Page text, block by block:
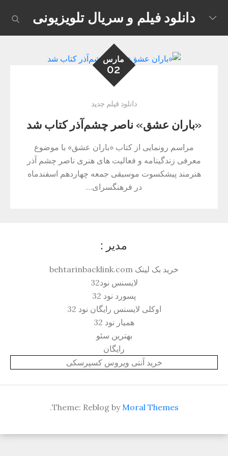
content
دانلود فیلم و سریال تلویزیونی
مارس
02
دانلود فیلم جدید
«باران عشق» ناصر چشم‌آذر کتاب شد
مراسم رونمایی از کتاب «باران عشق» با موضوع
معرفی زندگینامه و فعالیت های هنری ناصر چشم آذر
هنرمند پیشکسوت موسیقی جمعه چهاردهم اسفندماه
در فرهنگسرای…
مدیر :
خرید بک لینک behtarinbacklink.com
لایسنس نود32
پسورد نود 32
اوکلی لایسنس رایگان نود 32
همیار نود 32
بهترین سئو
رایگان
خرید آنتی ویروس کسپرسکی
Theme: Reblog byMoral Themes
.